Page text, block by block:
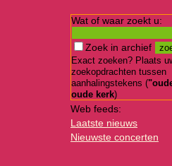
Wat of waar zoekt u:
Zoek in archief
Exact zoeken? Plaats
zoekopdrachten tussen
aanhalingstekens (
oude kerk)
Web feeds:
Laatste nieuws
Nieuwste concerten